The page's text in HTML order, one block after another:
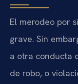
El merodeo por
grave. Sin
a otra conducta
de robo, o